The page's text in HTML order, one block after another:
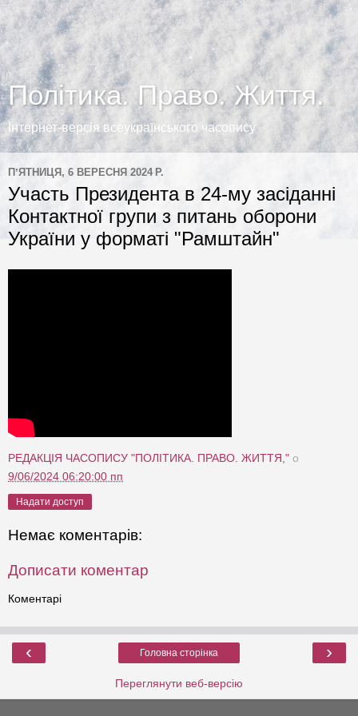
Політика. Право. Життя.
Інтернет-версія всеукраїнського часопису
ПʼЯТНИЦЯ, 6 ВЕРЕСНЯ 2024 Р.
Участь Президента в 24-му засіданні
Контактної групи з питань оборони
України у форматі "Рамштайн"
РЕДАКЦІЯ ЧАСОПИСУ "ПОЛІТИКА. ПРАВО. ЖИТТЯ," о
9/06/2024 06:20:00 пп
Надати доступ
Немає коментарів:
Дописати коментар
Коментарі
‹ ›
Головна сторінка
Переглянути веб-версію